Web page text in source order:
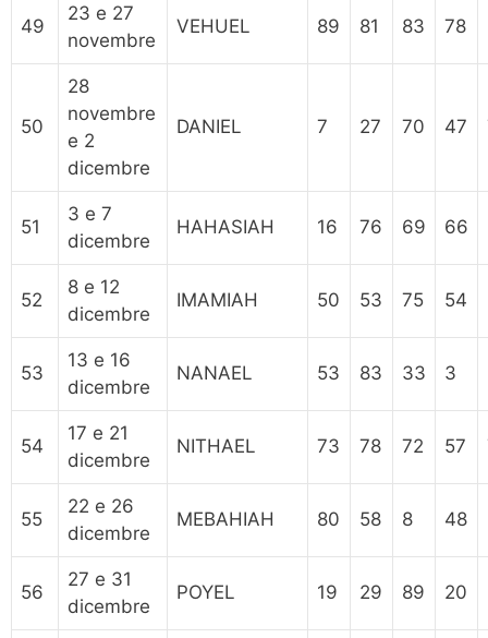
49
23 e 27
novembre
VEHUEL 89 81 83 78
50
28
novembre
e 2
dicembre
DANIEL 7 27 70 47
51
3 e 7
dicembre
HAHASIAH 16 76 69 66
52
8 e 12
dicembre
IMAMIAH 50 53 75 54
53
13 e 16
dicembre
NANAEL 53 83 33 3
54
17 e 21
dicembre
NITHAEL 73 78 72 57
55
22 e 26
dicembre
MEBAHIAH 80 58 8 48
56
27 e 31
dicembre
POYEL 19 29 89 20